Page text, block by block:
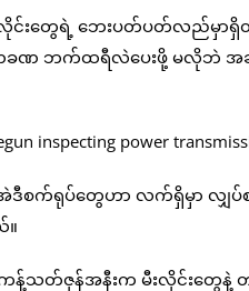
လိုင်းတွေရဲ့ ဘေးပတ်ပတ်လည်မှ
ဏခဏ ဘက်ထရီလဲပေးဖို့ မလိုဘဲ အ
က်ရုပ်တွေဟာ လက်ရှိမှာ လျှပ်စ
။
န့်သတ်ဇုန်အနီးက မီးလိုင်းတွေနဲ့